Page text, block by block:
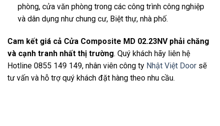
phòng, cửa văn phòng trong các công trình công nghiệp
và dân dụng như chung cư, Biệt thự, nhà phố.
Cam kết giá cả Cửa Composite MD 02.23NV phải chăng
và cạnh tranh nhất thị trường. Quý khách hãy liên hệ
Hotline 0855 149 149, nhân viên công ty Nhật Việt Door sẽ
tư vấn và hỗ trợ quý khách đặt hàng theo nhu cầu.